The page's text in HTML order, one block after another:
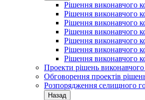
Рішення виконавчого
Рішення виконавчого
Рішення виконавчого
Рішення виконавчого
Рішення виконавчого
Рішення виконавчого
Рішення виконавчого
Проекти рішень виконавчого
Обговорення проектів
Розпорядження селищного
Назад